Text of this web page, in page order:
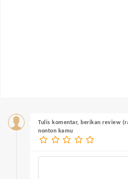
Tulis komentar, berikan review
nonton kamu